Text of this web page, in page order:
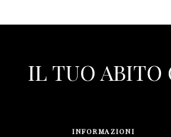
IL TUO ABITO
INFORMAZIONI